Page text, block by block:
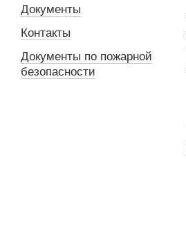
Документы
Контакты
Документы по пожарной
безопасности